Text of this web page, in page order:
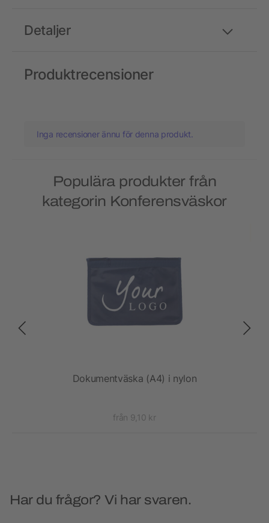
Detaljer
Produktrecensioner
Inga recensioner ännu för denna produkt.
Populära produkter från
kategorin Konferensväskor
Dokumentväska (A4) i nylon
från 9,10 kr
Har du frågor? Vi har svaren.